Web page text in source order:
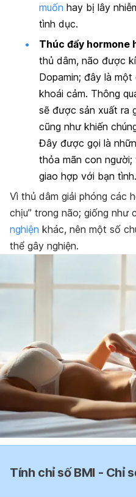
muốn hay bị lây
tình dục.
Thúc đẩy hormone
thủ dâm, não được
Dopamin; đây là
khoái cảm. Thông
sẽ được sản xuất ra
cũng như khiến
Đây được gọi là
thỏa mãn con
giao hợp với bạn tình.
Vì thủ dâm giải phóng các
chịu” trong não; giống như
nghiện khác, nên một số
thể gây nghiện.
Tính chỉ số BMI - Chỉ